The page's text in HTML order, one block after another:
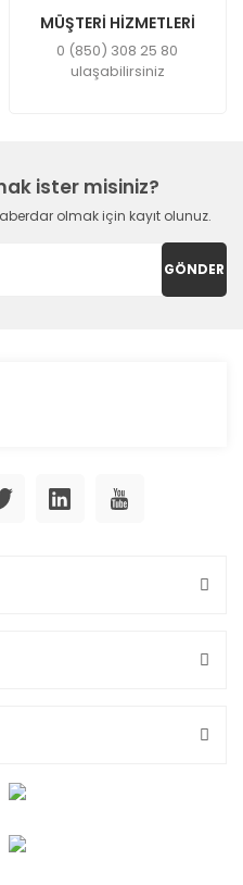
MÜŞTERİ HİZMETLERİ
0 (850) 308 25 80
ulaşabilirsiniz
ister misiniz?
olmak için kayıt olunuz.
GÖNDER